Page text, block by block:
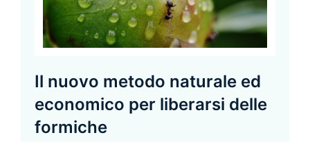
Il nuovo metodo naturale ed
economico per liberarsi delle
formiche